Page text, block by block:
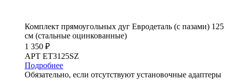
Комплект прямоугольных дуг Евродеталь (с пазами) 125
см (стальные оцинкованные)
1 350 ₽
АРТ ET3125SZ
Подробнее
Обязательно, если отсутствуют установочные адаптеры